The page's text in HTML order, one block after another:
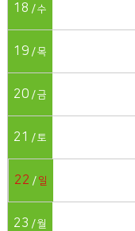
18 수
19 목
20 금
21 토
22 일
23 월